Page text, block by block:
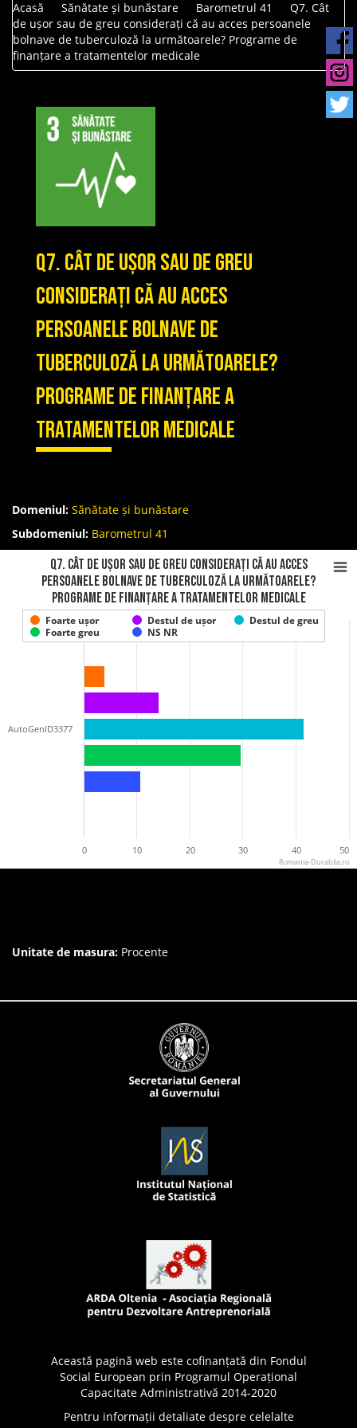
Acasă Sănătate și bunăstare Barometrul 41
Q7. Cât
de ușor sau de greu considerați că au acces persoanele
bolnave de tuberculoză la următoarele? Programe de
finanțare a tratamentelor medicale
Q7. Cât de ușor sau de greu
considerați că au acces
persoanele bolnave de
tuberculoză la următoarele?
Programe de finanțare a
tratamentelor medicale
Domeniul: Sănătate și bunăstare
Subdomeniul: Barometrul 41
Q7. Cât de ușor sau de greu considerați că au acces
persoanele bolnave de tuberculoză la următoarele?
Programe de finanțare a tratamentelor medicale
Foarte ușor Destul de ușor
Destul de greu
Foarte greu
NS NR
AutoGenID3377
0 10 20 30 40 50
Romania-Durabila.ro
Unitate de masura: Procente
Această pagină web este cofinanțată din Fondul
Social European prin Programul Operațional
Capacitate Administrativă 2014-2020
Pentru informații detaliate despre celelalte